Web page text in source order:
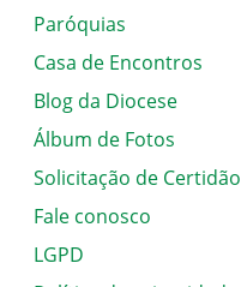
Paróquias
Casa de Encontros
Blog da Diocese
Álbum de Fotos
Solicitação de Certidão
Fale conosco
LGPD